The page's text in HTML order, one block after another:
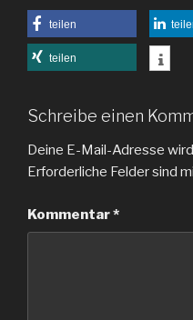
teilen
teilen
Schreibe einen
Deine E-Mail-Adresse
Erforderliche Felder sind
Kommentar*